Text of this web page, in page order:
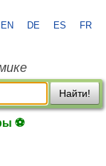
EN DE ES FR
Найти!
⚽